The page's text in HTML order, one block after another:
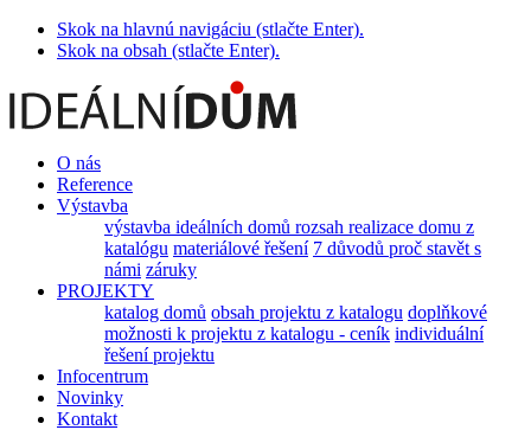
Skok na hlavnú navigáciu (stlačte Enter).
Skok na obsah (stlačte Enter).
O nás
Reference
Výstavba
výstavba ideálních domů rozsah realizace domu z
katalógu materiálové řešení 7 důvodů proč stavět s
námi záruky
PROJEKTY
katalog domů obsah projektu z katalogu doplňkové
možnosti k projektu z katalogu - ceník individuální
řešení projektu
Infocentrum
Novinky
Kontakt